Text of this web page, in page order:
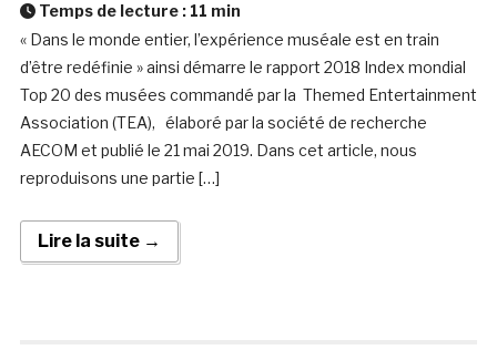
Temps de lecture : 11 min
« Dans le monde entier, l’expérience muséale est en train
d’être redéfinie » ainsi démarre le rapport 2018 Index mondial
Top 20 des musées commandé par la Themed Entertainment
Association (TEA), élaboré par la société de recherche
AECOM et publié le 21 mai 2019. Dans cet article, nous
reproduisons une partie […]
Lire la suite →